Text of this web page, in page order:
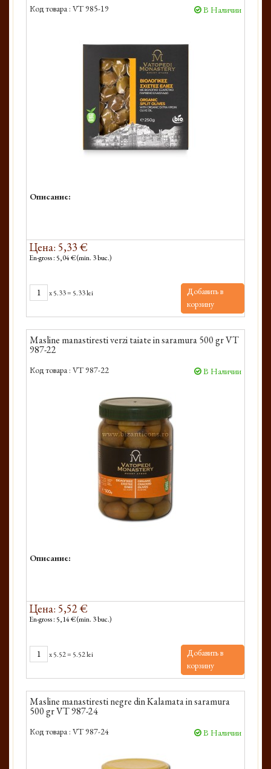
Код товара : VT 985-19 В Наличии
Описание:
Цена: 5,33 €
En-gross : 5,04 € (min. 3 buc.)
x5.33= 5.33 lei
Добавить в
корзину
Masline manastiresti verzi taiate in saramura 500 gr VT
987-22
Код товара : VT 987-22 В Наличии
Описание:
Цена: 5,52 €
En-gross : 5,14 € (min. 3 buc.)
x5.52= 5.52 lei
Добавить в
корзину
Masline manastiresti negre din Kalamata in saramura
500 gr VT 987-24
Код товара : VT 987-24 В Наличии